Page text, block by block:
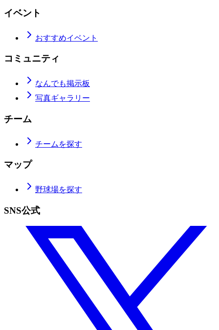
イベント
おすすめイベント
コミュニティ
なんでも掲示板
写真ギャラリー
チーム
チームを探す
マップ
野球場を探す
SNS公式